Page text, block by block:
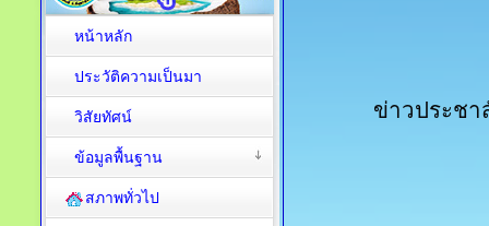
ข่าวประช
หน้าหลัก
ประวัติความเป็นมา
วิสัยทัศน์
ข้อมูลพื้นฐาน
สภาพทั่วไป